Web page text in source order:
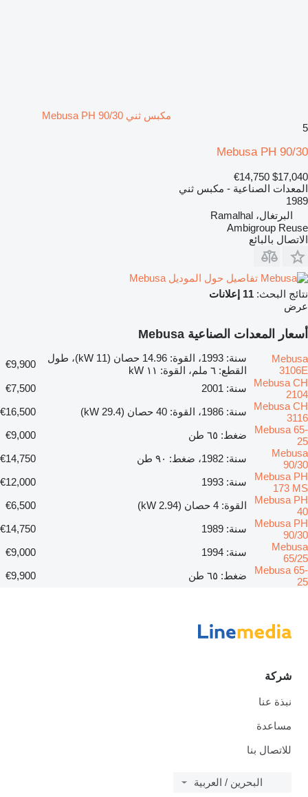
مكبس ثني Mebusa PH 90/30
5
Mebusa PH 90/30
$17,040
€14,750
المعدات الصناعية - مكبس ثني
1989
البرتغال، Ramalhal
Ambigroup Reuse
الاتصال بالبائع
تفاصيل حول الموديل Mebusa
نتائج البحث: 11 إعلانات
عرض
أسعار المعدات الصناعية Mebusa
Mebusa
3106E
سنة: 1993، القوة: 14.96 حصان (11 kW)، طول
القطع: ٦ ملم، القوة: ١١ kW
€9,900
Mebusa CH
2104
سنة: 2001
€7,500
Mebusa CH
3116
سنة: 1986، القوة: 40 حصان (29.4 kW)
€16,500
Mebusa 65-
25
ضغط: ٦٥ طن
€9,000
Mebusa
90/30
سنة: 1982، ضغط: ٩٠ طن
€14,750
Mebusa PH
173 MS
سنة: 1993
€12,000
Mebusa PH
40
القوة: 4 حصان (2.94 kW)
€6,500
Mebusa PH
90/30
سنة: 1989
€14,750
Mebusa
65/25
سنة: 1994
€9,000
Mebusa 65-
25
ضغط: ٦٥ طن €9,900
شركة
نبذة عنا
مساعدة
للاتصال بنا
البحرين / العربية